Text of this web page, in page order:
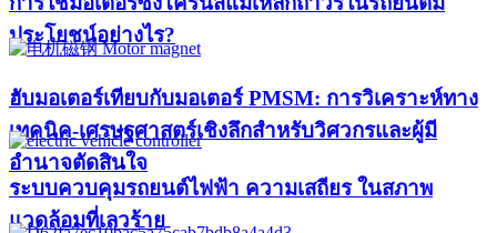
ประโยชน์อย่างไร?
ฮับมอเตอร์เทียบกับมอเตอร์ PMSM: การวิเคราะห์ทาง
เทคนิค-เศรษฐศาสตร์เชิงลึกสำหรับวิศวกรและผู้มี
อำนาจตัดสินใจ
ระบบควบคุมรถยนต์ไฟฟ้า ความเสถียร ในสภาพ
แวดล้อมที่เลวร้าย